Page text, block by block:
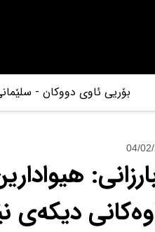
بۆریی ئاوی دووکان -
04/
دیکەی